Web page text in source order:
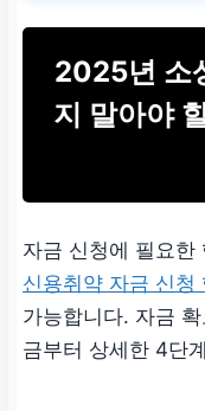
2025년 소
지 말아야
자금 신청에 필요한
신용취약 자금 신청
가능합니다. 자금
금부터 상세한 4단